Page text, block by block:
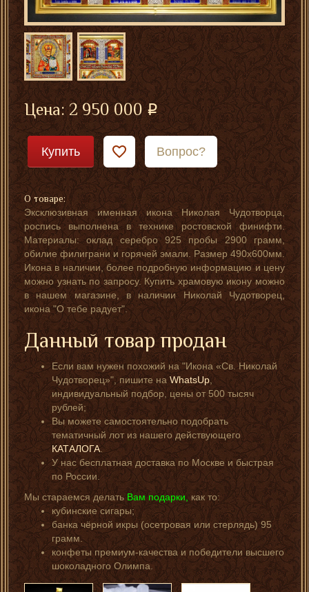
Цена:2 950 000
Купить Вопрос?
О товаре:
Эксклюзивная именная икона Николая Чудотворца,
роспись выполнена в технике ростовской финифти.
Материалы: оклад серебро 925 пробы 2900 грамм,
обилие филиграни и горячей эмали. Размер 490х600мм.
Икона в наличии, более подробную информацию и цену
можно узнать по запросу. Купить храмовую икону можно
в нашем магазине, в наличии Николай Чудотворец,
икона "О тебе радует".
Данный товар продан
Если вам нужен похожий на "Икона «Св. Николай
Чудотворец»", пишите наWhatsUp,
индивидуальный подбор, цены от 500 тысяч
рублей;
Вы можете самостоятельно подобрать
тематичный лот из нашего действующего
КАТАЛОГА.
У нас бесплатная доставка по Москве и быстрая
по России.
Мы стараемся делатьВам подарки,как то:
кубинские сигары;
банка чёрной икры (осетровая или стерлядь) 95
грамм.
конфеты премиум-качества и победители высшего
шоколадного Олимпа.